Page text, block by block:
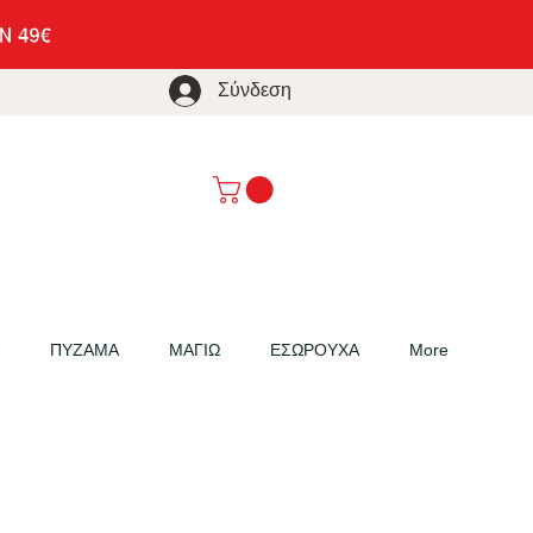
Σύνδεση
ΠΥΖΑΜΑ ΜΑΓΙΩ ΕΣΩΡΟΥΧΑ More